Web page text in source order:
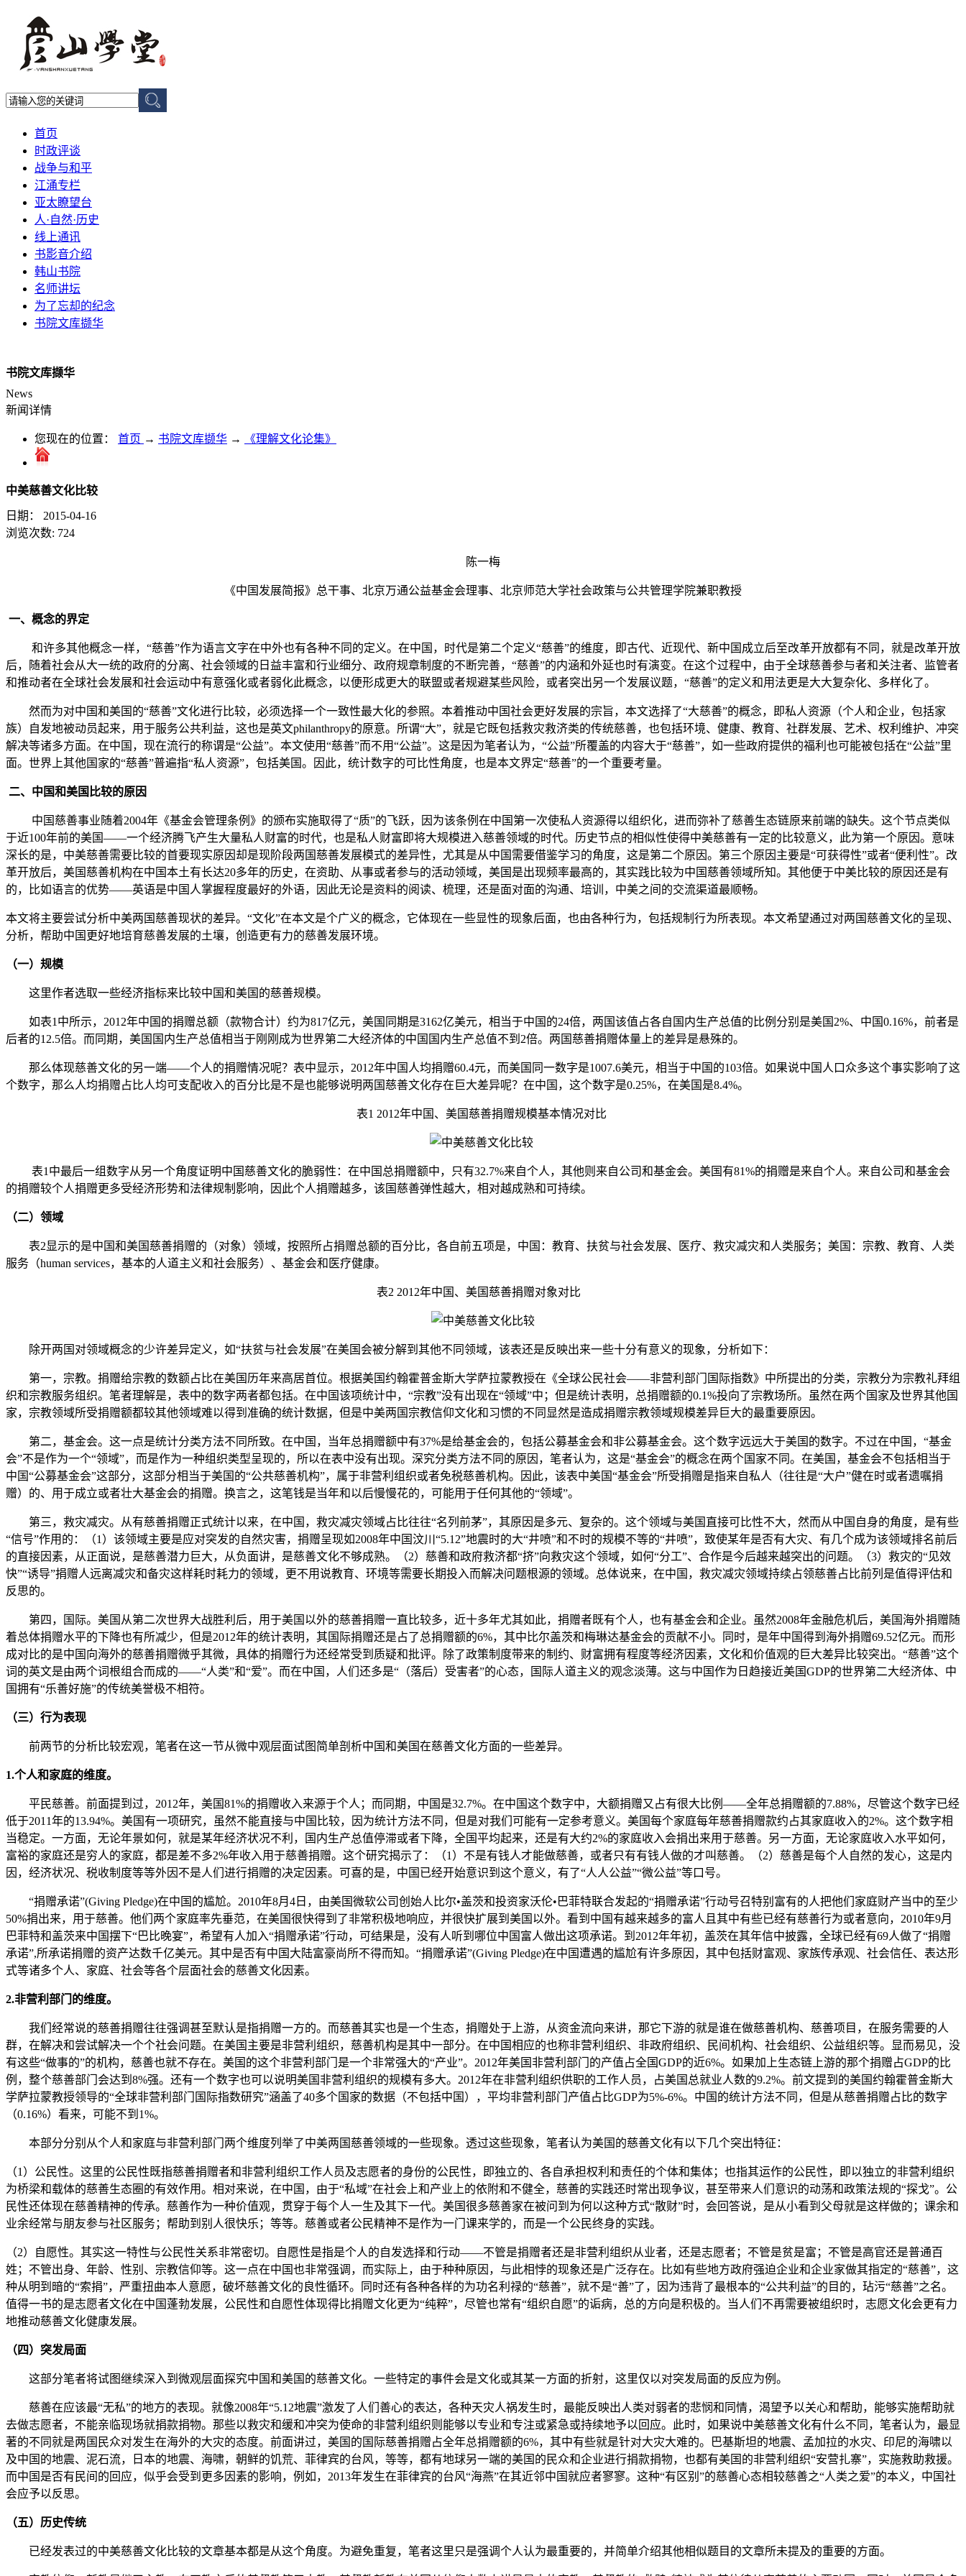
首页
时政评谈
战争与和平
江涌专栏
亚太瞭望台
人·自然·历史
线上通讯
书影音介绍
韩山书院
名师讲坛
为了忘却的纪念
书院文库撷华
书院文库撷华
News
新闻详情
您现在的位置： 首页 → 书院文库撷华 → 《理解文化论集》
中美慈善文化比较
日期：
2015-04-16
浏览次数: 724
陈一梅
《中国发展简报》总干事、北京万通公益基金会理事、北京师范大学社会政策与公共管理学院兼职教授
一、概念的界定
和许多其他概念一样，“慈善”作为语言文字在中外也有各种不同的定义。在中国，时代是第二个定义“慈善”的维度，即古代、近现代、新中国成立后至改革开放都有不同，就是改革开放
后，随着社会从大一统的政府的分离、社会领域的日益丰富和行业细分、政府规章制度的不断完善，“慈善”的内涵和外延也时有演变。在这个过程中，由于全球慈善参与者和关注者、监管者
和推动者在全球社会发展和社会运动中有意强化或者弱化此概念，以便形成更大的联盟或者规避某些风险，或者突出另一个发展议题，“慈善”的定义和用法更是大大复杂化、多样化了。
然而为对中国和美国的“慈善”文化进行比较，必须选择一个一致性最大化的参照。本着推动中国社会更好发展的宗旨，本文选择了“大慈善”的概念，即私人资源（个人和企业，包括家
族）自发地被动员起来，用于服务公共利益，这也是英文philanthropy的原意。所谓“大”，就是它既包括救灾救济类的传统慈善，也包括环境、健康、教育、社群发展、艺术、权利维护、冲突
解决等诸多方面。在中国，现在流行的称谓是“公益”。本文使用“慈善”而不用“公益”。这是因为笔者认为，“公益”所覆盖的内容大于“慈善”，如一些政府提供的福利也可能被包括在“公益”里
面。世界上其他国家的“慈善”普遍指“私人资源”，包括美国。因此，统计数字的可比性角度，也是本文界定“慈善”的一个重要考量。
二、中国和美国比较的原因
中国慈善事业随着2004年《基金会管理条例》的颁布实施取得了“质”的飞跃，因为该条例在中国第一次使私人资源得以组织化，进而弥补了慈善生态链原来前端的缺失。这个节点类似
于近100年前的美国——一个经济腾飞产生大量私人财富的时代，也是私人财富即将大规模进入慈善领域的时代。历史节点的相似性使得中美慈善有一定的比较意义，此为第一个原因。意味
深长的是，中美慈善需要比较的首要现实原因却是现阶段两国慈善发展模式的差异性，尤其是从中国需要借鉴学习的角度，这是第二个原因。第三个原因主要是“可获得性”或者“便利性”。改
革开放后，美国慈善机构在中国本土有长达20多年的历史，在资助、从事或者参与的活动领域，美国是出现频率最高的，其实践比较为中国慈善领域所知。其他便于中美比较的原因还是有
的，比如语言的优势——英语是中国人掌握程度最好的外语，因此无论是资料的阅读、梳理，还是面对面的沟通、培训，中美之间的交流渠道最顺畅。
本文将主要尝试分析中美两国慈善现状的差异。“文化”在本文是个广义的概念，它体现在一些显性的现象后面，也由各种行为，包括规制行为所表现。本文希望通过对两国慈善文化的呈现、
分析，帮助中国更好地培育慈善发展的土壤，创造更有力的慈善发展环境。
（一）规模
这里作者选取一些经济指标来比较中国和美国的慈善规模。
如表1中所示，2012年中国的捐赠总额（款物合计）约为817亿元，美国同期是3162亿美元，相当于中国的24倍，两国该值占各自国内生产总值的比例分别是美国2%、中国0.16%，前者是
后者的12.5倍。而同期，美国国内生产总值相当于刚刚成为世界第二大经济体的中国国内生产总值不到2倍。两国慈善捐赠体量上的差异是悬殊的。
那么体现慈善文化的另一端——个人的捐赠情况呢？表中显示，2012年中国人均捐赠60.4元，而美国同一数字是1007.6美元，相当于中国的103倍。如果说中国人口众多这个事实影响了这
个数字，那么人均捐赠占比人均可支配收入的百分比是不是也能够说明两国慈善文化存在巨大差异呢？在中国，这个数字是0.25%，在美国是8.4%。
表1 2012年中国、美国慈善捐赠规模基本情况对比
表1中最后一组数字从另一个角度证明中国慈善文化的脆弱性：在中国总捐赠额中，只有32.7%来自个人，其他则来自公司和基金会。美国有81%的捐赠是来自个人。来自公司和基金会
的捐赠较个人捐赠更多受经济形势和法律规制影响，因此个人捐赠越多，该国慈善弹性越大，相对越成熟和可持续。
（二）领域
表2显示的是中国和美国慈善捐赠的（对象）领域，按照所占捐赠总额的百分比，各自前五项是，中国：教育、扶贫与社会发展、医疗、救灾减灾和人类服务；美国：宗教、教育、人类
服务（human services，基本的人道主义和社会服务）、基金会和医疗健康。
表2 2012年中国、美国慈善捐赠对象对比
除开两国对领域概念的少许差异定义，如“扶贫与社会发展”在美国会被分解到其他不同领域，该表还是反映出来一些十分有意义的现象，分析如下：
第一，宗教。捐赠给宗教的数额占比在美国历年来高居首位。根据美国约翰霍普金斯大学萨拉蒙教授在《全球公民社会——非营利部门国际指数》中所提出的分类，宗教分为宗教礼拜组
织和宗教服务组织。笔者理解是，表中的数字两者都包括。在中国该项统计中，“宗教”没有出现在“领域”中；但是统计表明，总捐赠额的0.1%投向了宗教场所。虽然在两个国家及世界其他国
家，宗教领域所受捐赠额都较其他领域难以得到准确的统计数据，但是中美两国宗教信仰文化和习惯的不同显然是造成捐赠宗教领域规模差异巨大的最重要原因。
第二，基金会。这一点是统计分类方法不同所致。在中国，当年总捐赠额中有37%是给基金会的，包括公募基金会和非公募基金会。这个数字远远大于美国的数字。不过在中国，“基金
会”不是作为一个“领域”，而是作为一种组织类型呈现的，所以在表中没有出现。深究分类方法不同的原因，笔者认为，这是“基金会”的概念在两个国家不同。在美国，基金会不包括相当于
中国“公募基金会”这部分，这部分相当于美国的“公共慈善机构”，属于非营利组织或者免税慈善机构。因此，该表中美国“基金会”所受捐赠是指来自私人（往往是“大户”健在时或者遗嘱捐
赠）的、用于成立或者壮大基金会的捐赠。换言之，这笔钱是当年和以后慢慢花的，可能用于任何其他的“领域”。
第三，救灾减灾。从有慈善捐赠正式统计以来，在中国，救灾减灾领域占比往往“名列前茅”，其原因是多元、复杂的。这个领域与美国直接可比性不大，然而从中国自身的角度，是有些
“信号”作用的：（1）该领域主要是应对突发的自然灾害，捐赠呈现如2008年中国汶川“5.12”地震时的大“井喷”和不时的规模不等的“井喷”，致使某年是否有大灾、有几个成为该领域排名前后
的直接因素，从正面说，是慈善潜力巨大，从负面讲，是慈善文化不够成熟。（2）慈善和政府救济都“挤”向救灾这个领域，如何“分工”、合作是今后越来越突出的问题。（3）救灾的“见效
快”“诱导”捐赠人远离减灾和备灾这样耗时耗力的领域，更不用说教育、环境等需要长期投入而解决问题根源的领域。总体说来，在中国，救灾减灾领域持续占领慈善占比前列是值得评估和
反思的。
第四，国际。美国从第二次世界大战胜利后，用于美国以外的慈善捐赠一直比较多，近十多年尤其如此，捐赠者既有个人，也有基金会和企业。虽然2008年金融危机后，美国海外捐赠随
着总体捐赠水平的下降也有所减少，但是2012年的统计表明，其国际捐赠还是占了总捐赠额的6%，其中比尔盖茨和梅琳达基金会的贡献不小。同时，是年中国得到海外捐赠69.52亿元。而形
成对比的是中国向海外的慈善捐赠微乎其微，具体的捐赠行为还经常受到质疑和批评。除了政策制度带来的制约、财富拥有程度等经济因素，文化和价值观的巨大差异比较突出。“慈善”这个
词的英文是由两个词根组合而成的——“人类”和“爱”。而在中国，人们还多是“（落后）受害者”的心态，国际人道主义的观念淡薄。这与中国作为日趋接近美国GDP的世界第二大经济体、中
国拥有“乐善好施”的传统美誉极不相符。
（三）行为表现
前两节的分析比较宏观，笔者在这一节从微中观层面试图简单剖析中国和美国在慈善文化方面的一些差异。
1.个人和家庭的维度。
平民慈善。前面提到过，2012年，美国81%的捐赠收入来源于个人；而同期，中国是32.7%。在中国这个数字中，大额捐赠又占有很大比例——全年总捐赠额的7.88%，尽管这个数字已经
低于2011年的13.94%。美国有一项研究，虽然不能直接与中国比较，因为统计方法不同，但是对我们可能有一定参考意义。美国每个家庭每年慈善捐赠款约占其家庭收入的2%。这个数字相
当稳定。一方面，无论年景如何，就是某年经济状况不利，国内生产总值停滞或者下降，全国平均起来，还是有大约2%的家庭收入会捐出来用于慈善。另一方面，无论家庭收入水平如何，
富裕的家庭还是穷人的家庭，都是差不多2%年收入用于慈善捐赠。这个研究揭示了：（1）不是有钱人才能做慈善，或者只有有钱人做的才叫慈善。（2）慈善是每个人自然的发心，这是内
因，经济状况、税收制度等等外因不是人们进行捐赠的决定因素。可喜的是，中国已经开始意识到这个意义，有了“人人公益”“微公益”等口号。
“捐赠承诺”(Giving Pledge)在中国的尴尬。2010年8月4日，由美国微软公司创始人比尔•盖茨和投资家沃伦•巴菲特联合发起的“捐赠承诺”行动号召特别富有的人把他们家庭财产当中的至少
50%捐出来，用于慈善。他们两个家庭率先垂范，在美国很快得到了非常积极地响应，并很快扩展到美国以外。看到中国有越来越多的富人且其中有些已经有慈善行为或者意向，2010年9月
巴菲特和盖茨来中国摆下“巴比晚宴”，希望有人加入“捐赠承诺”行动，可结果是，没有人听到哪位中国富人做出这项承诺。到2012年年初，盖茨在其年信中披露，全球已经有69人做了“捐赠
承诺”,所承诺捐赠的资产达数千亿美元。其中是否有中国大陆富豪尚所不得而知。“捐赠承诺”(Giving Pledge)在中国遭遇的尴尬有许多原因，其中包括财富观、家族传承观、社会信任、表达形
式等诸多个人、家庭、社会等各个层面社会的慈善文化因素。
2.非营利部门的维度。
我们经常说的慈善捐赠往往强调甚至默认是指捐赠一方的。而慈善其实也是一个生态，捐赠处于上游，从资金流向来讲，那它下游的就是谁在做慈善机构、慈善项目，在服务需要的人
群，在解决和尝试解决一个个社会问题。在美国主要是非营利组织，慈善机构是其中一部分。在中国相应的也称非营利组织、非政府组织、民间机构、社会组织、公益组织等。显而易见，没
有这些“做事的”的机构，慈善也就不存在。美国的这个非营利部门是一个非常强大的“产业”。2012年美国非营利部门的产值占全国GDP的近6%。如果加上生态链上游的那个捐赠占GDP的比
例，整个慈善部门会达到8%强。还有一个数字也可以说明美国非营利组织的规模有多大。2012年在非营利组织供职的工作人员，占美国总就业人数的9.2%。前文提到的美国约翰霍普金斯大
学萨拉蒙教授领导的“全球非营利部门国际指数研究”涵盖了40多个国家的数据（不包括中国），平均非营利部门产值占比GDP为5%-6%。中国的统计方法不同，但是从慈善捐赠占比的数字
（0.16%）看来，可能不到1%。
本部分分别从个人和家庭与非营利部门两个维度列举了中美两国慈善领域的一些现象。透过这些现象，笔者认为美国的慈善文化有以下几个突出特征：
（1）公民性。这里的公民性既指慈善捐赠者和非营利组织工作人员及志愿者的身份的公民性，即独立的、各自承担权利和责任的个体和集体；也指其运作的公民性，即以独立的非营利组织
为桥梁和载体的慈善生态圈的有效作用。相对来说，在中国，由于“私域”在社会上和产业上的依附和不健全，慈善的实践还时常出现争议，甚至带来人们意识的动荡和政策法规的“探戈”。公
民性还体现在慈善精神的传承。慈善作为一种价值观，贯穿于每个人一生及其下一代。美国很多慈善家在被问到为何以这种方式“散财”时，会回答说，是从小看到父母就是这样做的；课余和
业余经常与朋友参与社区服务；帮助到别人很快乐；等等。慈善或者公民精神不是作为一门课来学的，而是一个公民终身的实践。
（2）自愿性。其实这一特性与公民性关系非常密切。自愿性是指是个人的自发选择和行动——不管是捐赠者还是非营利组织从业者，还是志愿者；不管是贫是富；不管是高官还是普通百
姓；不管出身、年龄、性别、宗教信仰等。这一点在中国也非常强调，而实际上，由于种种原因，与此相悖的现象还是广泛存在。比如有些地方政府强迫企业和企业家做其指定的“慈善”，这
种从明到暗的“索捐”，严重扭曲本人意愿，破坏慈善文化的良性循环。同时还有各种各样的为功名利禄的“慈善”，就不是“善”了，因为违背了最根本的“公共利益”的目的，玷污“慈善”之名。
值得一书的是志愿者文化在中国蓬勃发展，公民性和自愿性体现得比捐赠文化更为“纯粹”，尽管也常有“组织自愿”的诟病，总的方向是积极的。当人们不再需要被组织时，志愿文化会更有力
地推动慈善文化健康发展。
（四）突发局面
这部分笔者将试图继续深入到微观层面探究中国和美国的慈善文化。一些特定的事件会是文化或其某一方面的折射，这里仅以对突发局面的反应为例。
慈善在应该最“无私”的地方的表现。就像2008年“5.12地震”激发了人们善心的表达，各种天灾人祸发生时，最能反映出人类对弱者的悲悯和同情，渴望予以关心和帮助，能够实施帮助就
去做志愿者，不能亲临现场就捐款捐物。那些以救灾和缓和冲突为使命的非营利组织则能够以专业和专注或紧急或持续地予以回应。此时，如果说中美慈善文化有什么不同，笔者认为，最显
著的不同就是两国民众对发生在海外的大灾的态度。前面讲过，美国的国际慈善捐赠占全年总捐赠额的6%，其中有些就是针对大灾大难的。巴基斯坦的地震、孟加拉的水灾、印尼的海啸以
及中国的地震、泥石流，日本的地震、海啸，朝鲜的饥荒、菲律宾的台风，等等，都有地球另一端的美国的民众和企业进行捐款捐物，也都有美国的非营利组织“安营扎寨”，实施救助救援。
而中国是否有民间的回应，似乎会受到更多因素的影响，例如，2013年发生在菲律宾的台风“海燕”在其近邻中国就应者寥寥。这种“有区别”的慈善心态相较慈善之“人类之爱”的本义，中国社
会应予以反思。
（五）历史传统
已经发表过的中美慈善文化比较的文章基本都是从这个角度。为避免重复，笔者这里只是强调个人认为最重要的，并简单介绍其他相似题目的文章所未提及的重要的方面。